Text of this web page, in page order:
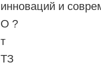
инноваций и
О ?
т
ТЗ